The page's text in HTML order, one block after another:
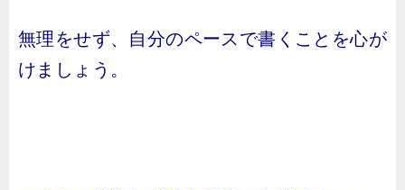
無理をせず、自分のペースで書くことを心が
けましょう。